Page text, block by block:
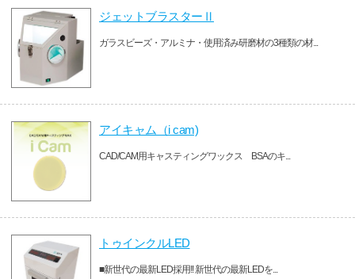
ジェットブラスターⅡ
ガラスビーズ・アルミナ・使用済み研磨材の3種類の材...
アイキャム（i cam)
CAD/CAM用キャスティングワックス BSAのキ...
トゥインクルLED
■新世代の最新LED採用!! 新世代の最新LEDを...